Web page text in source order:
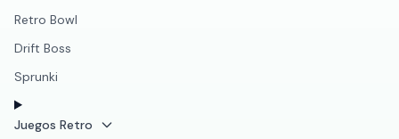
Retro Bowl
Drift Boss
Sprunki
Juegos Retro